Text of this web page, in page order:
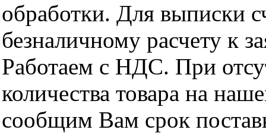
обработки. Для выписки
безналичному расчету к
Работаем с НДС. При
количества товара на
сообщим Вам срок